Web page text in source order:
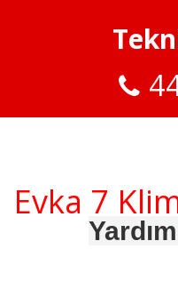
Evka 7
Yardım